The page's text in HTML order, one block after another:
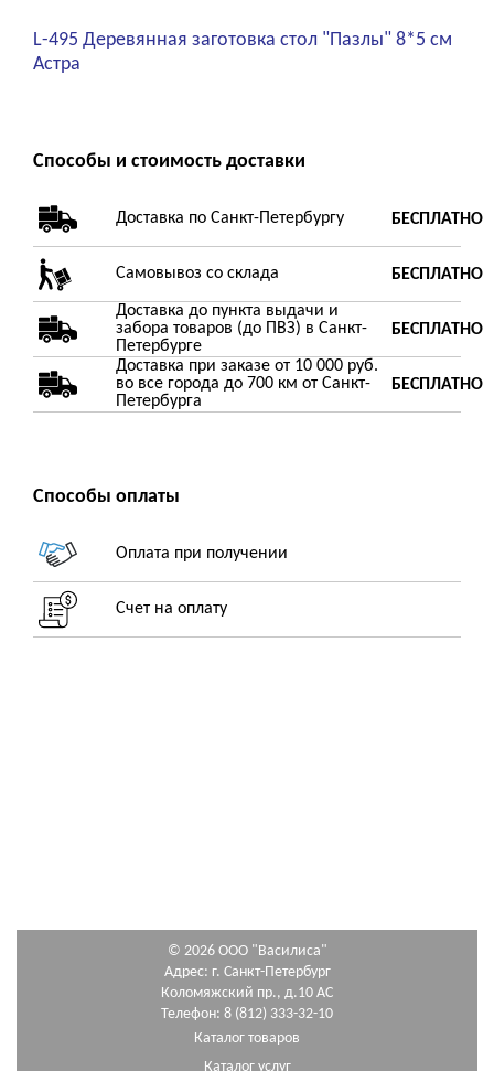
L-495 Деревянная заготовка стол "Пазлы" 8*5 см
Астра
Способы и стоимость доставки
Доставка по Санкт-Петербургу БЕСПЛАТНО
Самовывоз со склада БЕСПЛАТНО
Доставка до пункта выдачи и
забора товаров (до ПВЗ) в Санкт-
Петербурге
БЕСПЛАТНО
Доставка при заказе от 10 000 руб.
во все города до 700 км от Санкт-
Петербурга
БЕСПЛАТНО
Способы оплаты
Оплата при получении
Счет на оплату
© 2026 ООО "Василиса"
Адрес: г. Санкт-Петербург
Коломяжский пр., д.10 АС
Телефон: 8 (812) 333-32-10
Каталог товаров
Каталог услуг